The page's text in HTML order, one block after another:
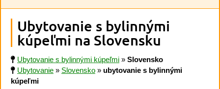
Ubytovanie s bylinnými
kúpeľmi na Slovensku
Ubytovanie s bylinnými kúpeľmi » Slovensko
Ubytovanie » Slovensko » ubytovanie s bylinnými
kúpeľmi